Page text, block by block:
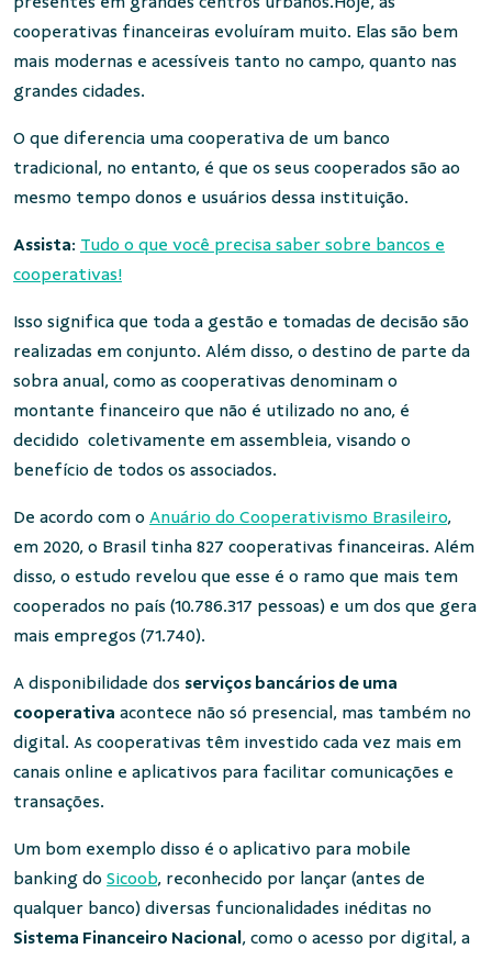
cooperativas financeiras evoluíram muito. Elas são bem
mais modernas e acessíveis tanto no campo, quanto nas
grandes cidades.
O que diferencia uma cooperativa de um banco
tradicional, no entanto, é que os seus cooperados são ao
mesmo tempo donos e usuários dessa instituição.
Assista: Tudo o que você precisa saber sobre bancos e
cooperativas!
Isso significa que toda a gestão e tomadas de decisão são
realizadas em conjunto. Além disso, o destino de parte da
sobra anual, como as cooperativas denominam o
montante financeiro que não é utilizado no ano, é
decidido coletivamente em assembleia, visando o
benefício de todos os associados.
De acordo com o Anuário do Cooperativismo Brasileiro,
em 2020, o Brasil tinha 827 cooperativas financeiras. Além
disso, o estudo revelou que esse é o ramo que mais tem
cooperados no país (10.786.317 pessoas) e um dos que gera
mais empregos (71.740).
A disponibilidade dos serviços bancários de uma
cooperativa acontece não só presencial, mas também no
digital. As cooperativas têm investido cada vez mais em
canais online e aplicativos para facilitar comunicações e
transações.
Um bom exemplo disso é o aplicativo para mobile
banking do Sicoob, reconhecido por lançar (antes de
qualquer banco) diversas funcionalidades inéditas no
Sistema Financeiro Nacional , como o acesso por digital, a